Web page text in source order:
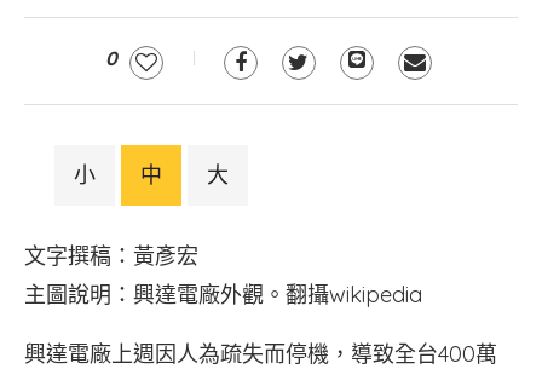
0
小 中 大
文字撰稿：黃彥宏
主圖說明：興達電廠外觀。翻攝wikipedia
興達電廠上週因人為疏失而停機，導致全台400萬